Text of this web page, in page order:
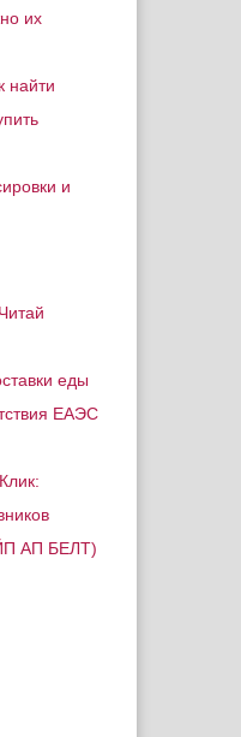
их
найти
и
еды
ЕАЭС
АП БЕЛТ)